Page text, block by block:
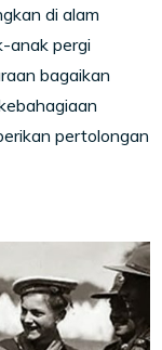
di alam
anak pergi
bagaikan
pertolongan